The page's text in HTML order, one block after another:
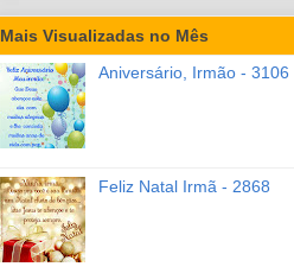
Mais Visualizadas no Mês
Aniversário, Irmão - 3106
Feliz Natal Irmã - 2868